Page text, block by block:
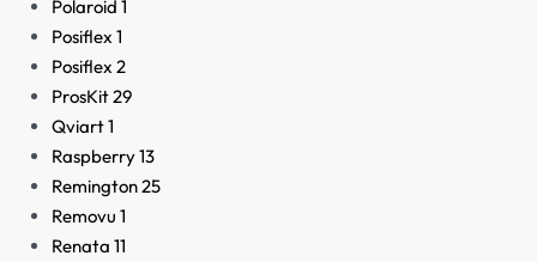
Polaroid 1
Posiflex 1
Posiflex 2
ProsKit29
Qviart1
Raspberry13
Remington25
Removu 1
Renata 11